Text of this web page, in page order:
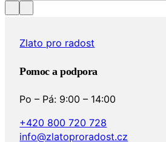
Zlato pro radost
Pomoc a podpora
Po – Pá: 9:00 – 14:00
+420 800 720 728
info@zlatoproradost.cz